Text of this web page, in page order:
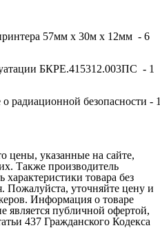
57мм х 30м х 12мм - 6
БКРЕ.415312.003ПС - 1
радиационной безопасности - 1
цены, указанные на сайте,
Также производитель
характеристики товара без
Пожалуйста, уточняйте цену и
Информация о товаре
является публичной офертой,
437 Гражданского Кодекса